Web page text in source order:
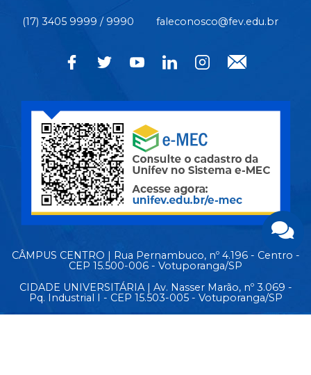
(17) 3405 9999 / 9990 faleconosco@fev.edu.br
CÂMPUS CENTRO | Rua Pernambuco, nº 4.196 - Centro -
CEP 15.500-006 - Votuporanga/SP
CIDADE UNIVERSITÁRIA | Av. Nasser Marão, nº 3.069 -
Pq. Industrial I - CEP 15.503-005 - Votuporanga/SP